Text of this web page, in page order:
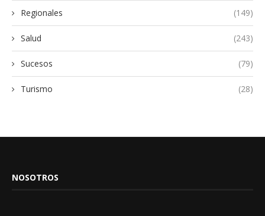
Regionales (149)
Salud (243)
Sucesos (79)
Turismo (28)
NOSOTROS